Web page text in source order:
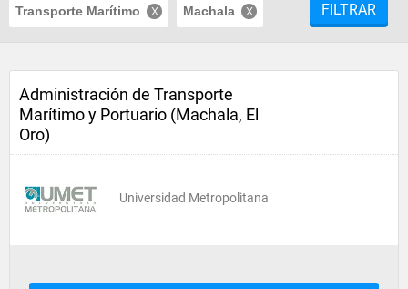
Transporte Marítimo Machala FILTRAR
Administración de Transporte
Marítimo y Portuario (Machala, El
Oro)
Universidad Metropolitana